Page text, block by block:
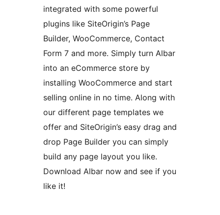
integrated with some powerful
plugins like SiteOrigin’s Page
Builder, WooCommerce, Contact
Form 7 and more. Simply turn Albar
into an eCommerce store by
installing WooCommerce and start
selling online in no time. Along with
our different page templates we
offer and SiteOrigin’s easy drag and
drop Page Builder you can simply
build any page layout you like.
Download Albar now and see if you
like it!